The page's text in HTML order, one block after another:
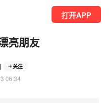
打开APP
亮朋友
关注
06:34